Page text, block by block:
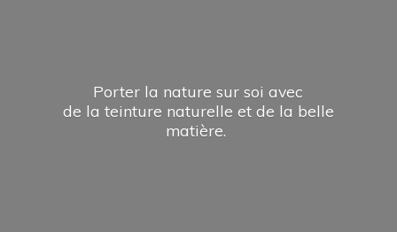
Porter la nature sur soi avec
de la teinture naturelle et de la belle
matière.